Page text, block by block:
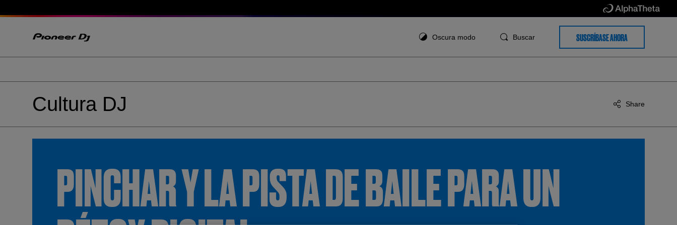
Oscura modo Buscar SUSCRÍBASE AHORA
Cultura DJ Share
PINCHAR Y LA PISTA DE BAILE PARA UN